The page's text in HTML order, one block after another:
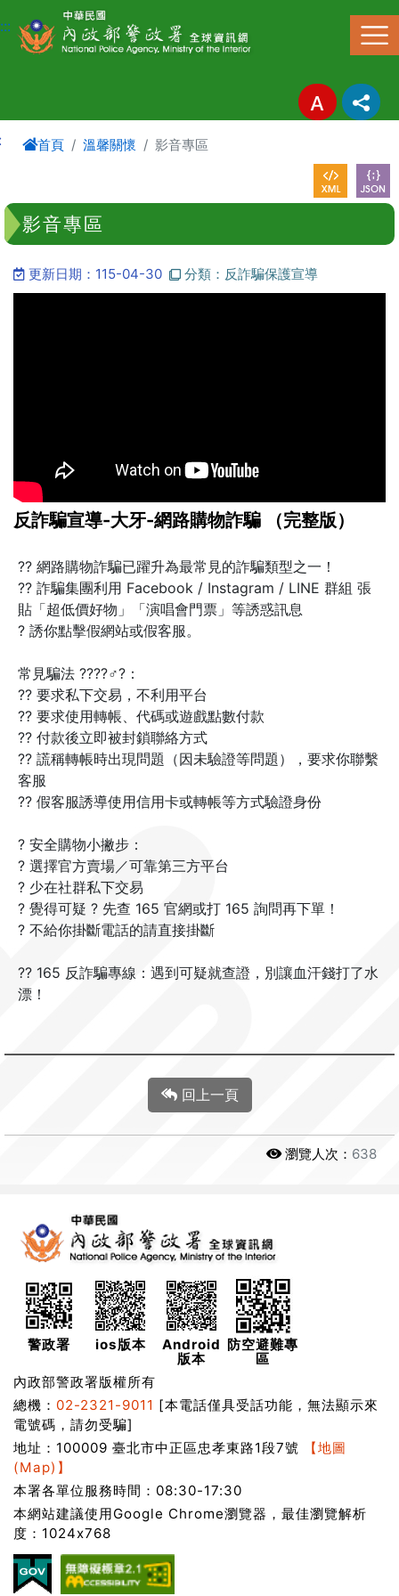
進入內容區塊
:::
首頁 溫馨關懷 影音專區
影音專區
更新日期：115-04-30 分類：反詐騙保護宣導
反詐騙宣導-大牙-網路購物詐騙 （完整版）
?? 網路購物詐騙已躍升為最常見的詐騙類型之一！
?? 詐騙集團利用 Facebook / Instagram / LINE 群組 張
貼「超低價好物」「演唱會門票」等誘惑訊息
? 誘你點擊假網站或假客服。
常見騙法 ????♂?：
?? 要求私下交易，不利用平台
?? 要求使用轉帳、代碼或遊戲點數付款
?? 付款後立即被封鎖聯絡方式
?? 謊稱轉帳時出現問題（因未驗證等問題），要求你聯繫
客服
?? 假客服誘導使用信用卡或轉帳等方式驗證身份
? 安全購物小撇步：
? 選擇官方賣場／可靠第三方平台
? 少在社群私下交易
? 覺得可疑 ? 先查 165 官網或打 165 詢問再下單！
? 不給你掛斷電話的請直接掛斷
?? 165 反詐騙專線：遇到可疑就查證，別讓血汗錢打了水
漂！
回上一頁
瀏覽人次： 638
警政署 ios版本
Android
版本
防空避難專
區
內政部警政署版權所有
總機： 02-2321-9011 [本電話僅具受話功能，無法顯示來
電號碼，請勿受騙]
地址：100009 臺北市中正區忠孝東路1段7號
【地圖
(Map)】
本署各單位服務時間：08:30-17:30
本網站建議使用Google Chrome瀏覽器，最佳瀏覽解析
度：1024x768